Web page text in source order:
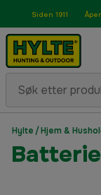
Siden 1911
Hylte /Hjem &